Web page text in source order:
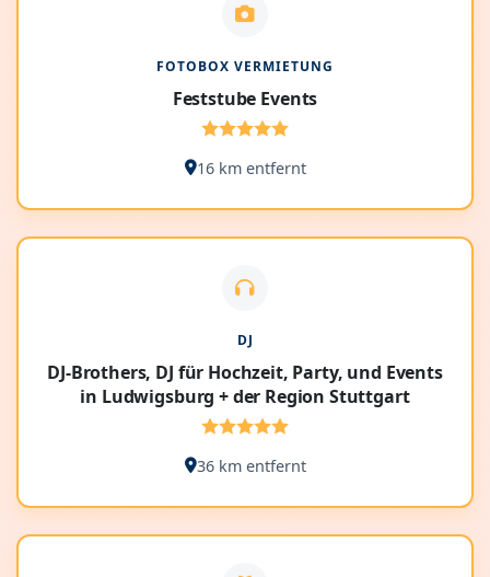
FOTOBOX VERMIETUNG
Feststube Events
16 km entfernt
DJ
DJ-Brothers, DJ für Hochzeit, Party, und Events
in Ludwigsburg + der Region Stuttgart
36 km entfernt